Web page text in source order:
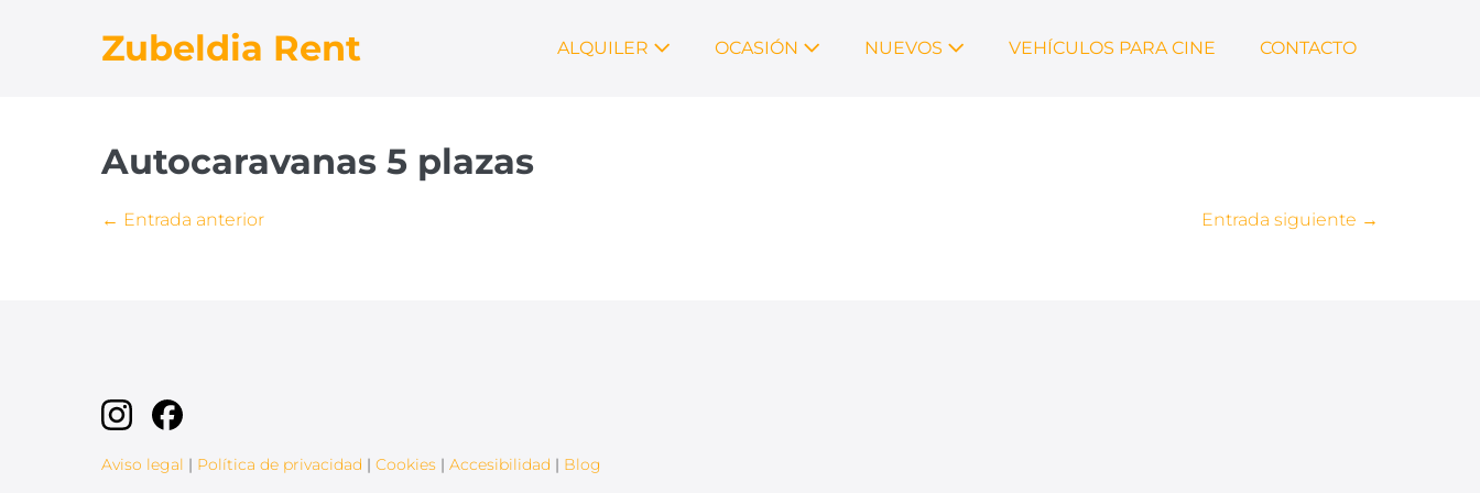
Zubeldia Rent ALQUILER OCASIÓN NUEVOS VEHÍCULOS PARA CINE CONTACTO
Autocaravanas 5 plazas
Navegación
← Entrada anterior Entrada siguiente →
Aviso legal | Política de privacidad | Cookies | Accesibilidad | Blog